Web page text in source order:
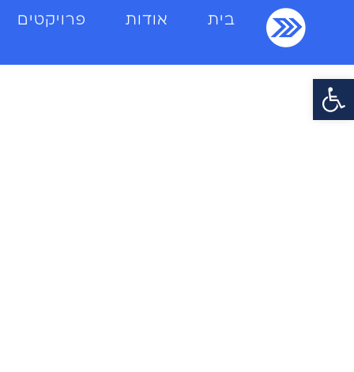
פתח סרגל נגישות
בית אודות פרויקטים
אל תדפקו,